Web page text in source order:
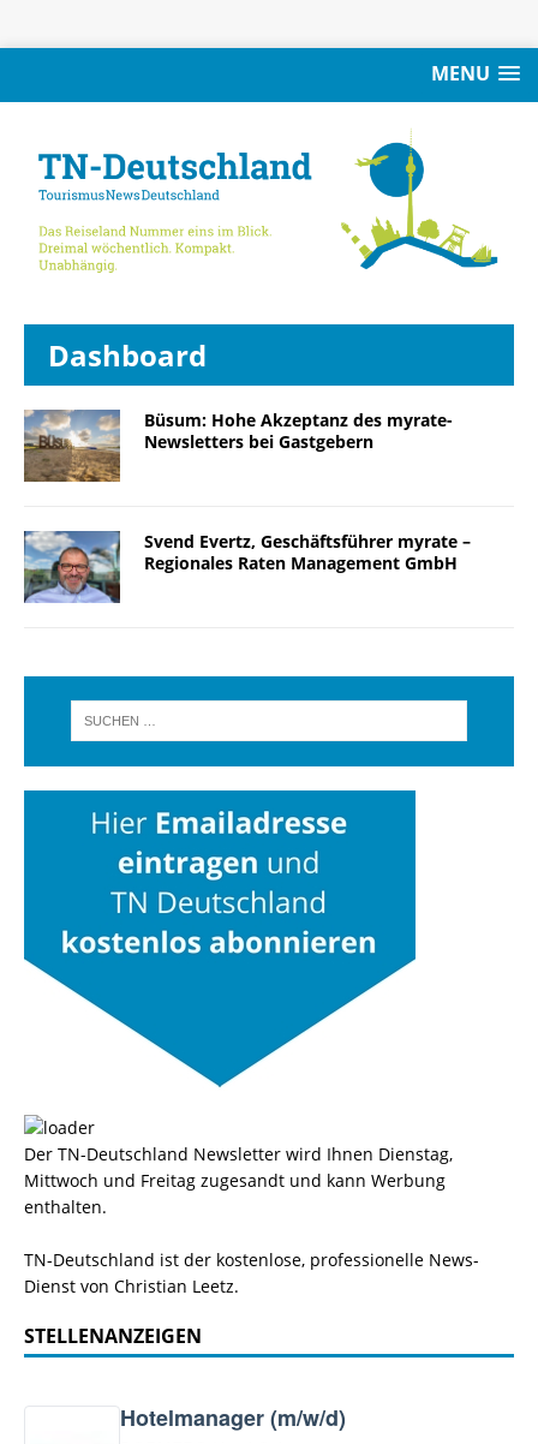
MENU
Dashboard
Büsum: Hohe Akzeptanz des myrate-
Newsletters bei Gastgebern
Svend Evertz, Geschäftsführer myrate –
Regionales Raten Management GmbH
Der TN-Deutschland Newsletter wird Ihnen Dienstag,
Mittwoch und Freitag zugesandt und kann Werbung
enthalten.
TN-Deutschland ist der kostenlose, professionelle News-
Dienst von Christian Leetz.
STELLENANZEIGEN